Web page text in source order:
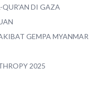
QUR'AN DI GAZA
GEMPA MYANMAR
2025